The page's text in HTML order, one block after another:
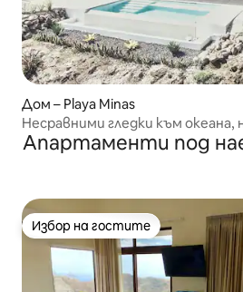
Дом – Playa Minas
Несравними гледки към
добрите плажове
Апартаменти под
Избор на гостите
Избор на гостите